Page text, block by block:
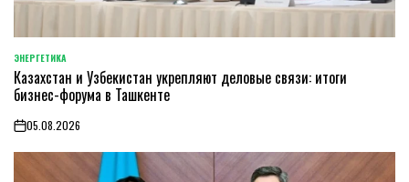
POSTED
IN
ЭНЕРГЕТИКА
Казахстан и Узбекистан укрепляют деловые связи: итоги
бизнес-форума в Ташкенте
on05.08.2026